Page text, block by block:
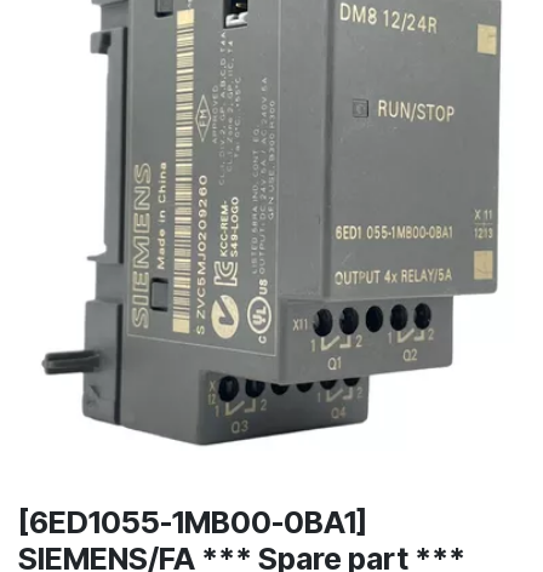
[6ED1055-1MB00-0BA1]
SIEMENS/FA *** Spare part ***